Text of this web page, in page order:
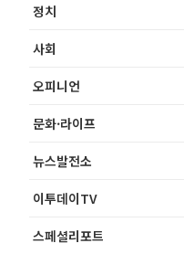
정치
사회
오피니언
문화·라이프
뉴스발전소
이투데이TV
스페셜리포트